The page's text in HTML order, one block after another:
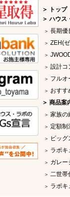
トップ
ハウス
長期優
ZEH(
設計コ
フルオ
おすす
商品案
家族の
定額制
ビッ
ラボキ
ガレー
二世帯
ラボキ